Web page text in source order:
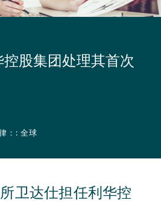
股集团处理其首次
：: 全球
卫达仕担任利华控